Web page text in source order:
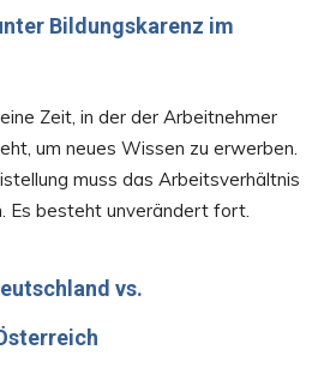
Bildungskarenz im
Zeit, in der der Arbeitnehmer
um neues Wissen zu erwerben.
muss das Arbeitsverhältnis
Es besteht unverändert fort.
vs.